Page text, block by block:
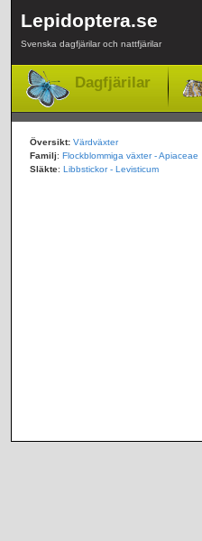
Lepidoptera.se
Svenska dagfjärilar och nattfjärilar
Dagfjärilar
Översikt: Värdväxter
Familj: Flockblommiga växter - Apiaceae
Släkte: Libbstickor - Levisticum